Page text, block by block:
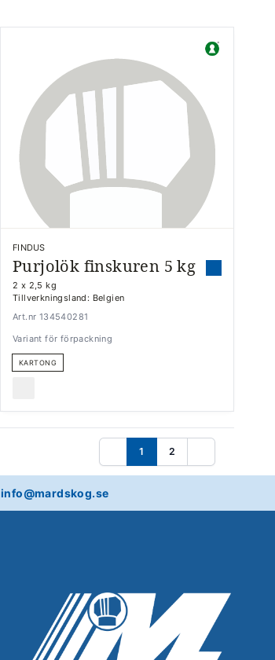
FINDUS
Purjolök finskuren 5 kg
2 x 2,5 kg
Tillverkningsland: Belgien
Art.nr 134540281
Variant för förpackning
KARTONG
Föregående
1 2
Nästa
info@mardskog.se